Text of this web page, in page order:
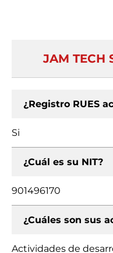
JAM TECH
¿Registro RUES
Si
¿Cuál es su NIT?
901496170
¿Cuáles son sus
Actividades de